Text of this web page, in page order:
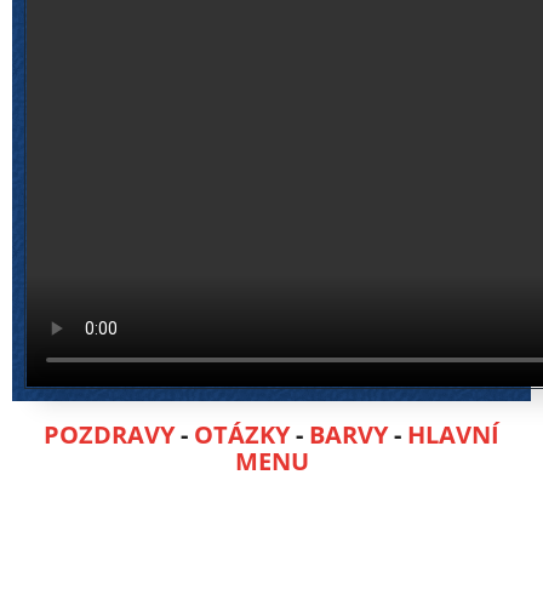
POZDRAVY- OTÁZKY- BARVY- HLAVNÍ
MENU